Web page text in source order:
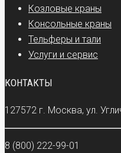
Козловые краны
Консольные краны
Тельферы и тали
Услуги и сервис
КОНТАКТЫ
127572 г. Москва, ул.
8 (800) 222-99-01